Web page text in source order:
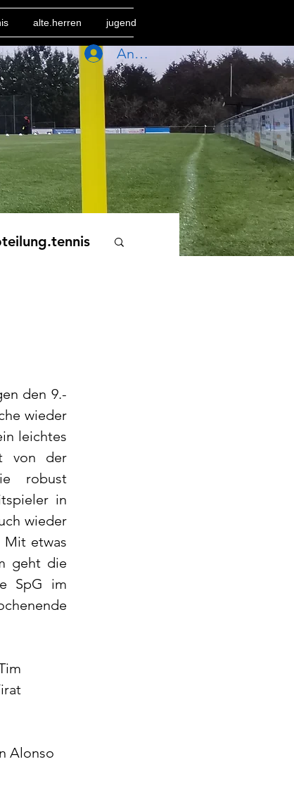
alte.herren jugend
Anmelden
den 9.-
wieder
leichtes
von der
robust
in
wieder
Mit etwas
geht die
SpG im
Alonso